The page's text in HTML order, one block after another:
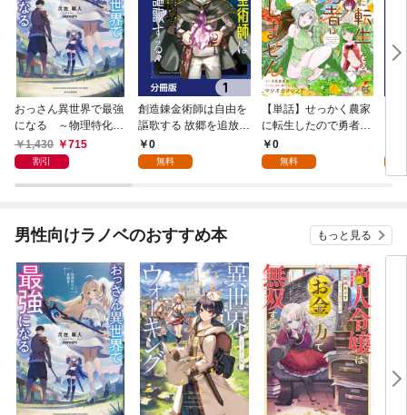
おっさん異世界で最強
になる ～物理特化の
覚醒者～
1,430 715
割引
創造錬金術師は自由を
謳歌する 故郷を追放さ
れたら、魔王のお膝元
で超絶効果のマジック
0
無料
【単話】せっかく農家
に転生したので勇者は
目指しません【第1
話】
0
無料
男性向けラノベのおすすめ本 もっと見る